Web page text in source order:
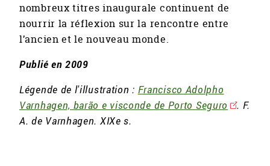
nombreux titres inaugurale continuent de
nourrir la réflexion sur la rencontre entre
l’ancien et le nouveau monde.
Publié en 2009
Légende de l'illustration : Francisco Adolpho
Varnhagen, barão e visconde de Porto Seguro
. F.
A. de Varnhagen. XIXe s.